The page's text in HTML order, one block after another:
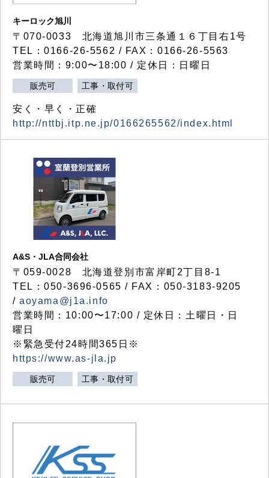
キーロック旭川
〒070-0033 北海道旭川市三条通１６丁目右1号
TEL：0166-26-5562 / FAX：0166-26-5563
営業時間：9:00〜18:00 / 定休日：日曜日
販売可 工事・取付可
安く・早く・正確
http://nttbj.itp.ne.jp/0166265562/index.html
A&S・JLA合同会社
〒 059-0028 北海道登別市富岸町2丁目 8-1
TEL：050-3696-0565 / FAX：050-3183-9205
/aoyama@j1a.info
営業時間：10:00〜17:00 / 定休日：土曜日・日
曜日
※緊急受付24時間365日※
https://www.as-jla.jp
販売可 工事・取付可